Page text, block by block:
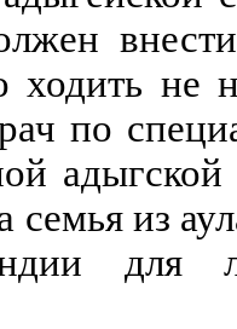
ходить не
по
из
для